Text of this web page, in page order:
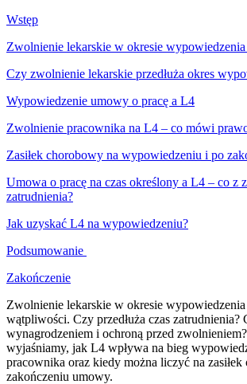
Wstęp
Zwolnienie lekarskie w okresie
Czy zwolnienie lekarskie przedłuża okres
Wypowiedzenie umowy o pracę a L4
Zwolnienie pracownika na L4 – co mówi
Zasiłek chorobowy na wypowiedzeniu i po
Umowa o pracę na czas określony a L4 – co z
zatrudnienia?
Jak uzyskać L4 na wypowiedzeniu?
Podsumowanie
Zakończenie
Zwolnienie lekarskie w okresie
wątpliwości. Czy przedłuża czas zatrudnienia?
wynagrodzeniem i ochroną przed
wyjaśniamy, jak L4 wpływa na bieg
pracownika oraz kiedy można liczyć na
zakończeniu umowy.